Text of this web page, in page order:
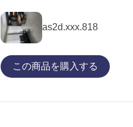
as2d.xxx.818
この商品を購入する